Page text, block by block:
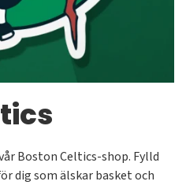
Boston Celtics-shop. Fylld
dig som älskar basket och